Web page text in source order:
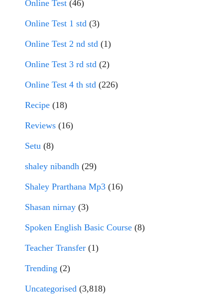
Online Test (46)
Online Test 1 std (3)
Online Test 2 nd std (1)
Online Test 3 rd std (2)
Online Test 4 th std (226)
Recipe (18)
Reviews (16)
Setu (8)
shaley nibandh (29)
Shaley Prarthana Mp3 (16)
Shasan nirnay (3)
Spoken English Basic Course (8)
Teacher Transfer (1)
Trending (2)
Uncategorised (3,818)